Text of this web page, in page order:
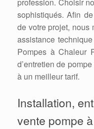
sophistiqués. Afin
de votre projet,
assistance
Pompes à Chaleur
d’entretien de
à un meilleur tarif.
Installation,
vente pompe